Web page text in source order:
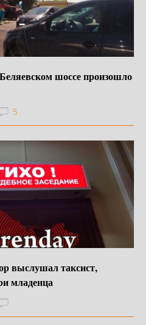
шоссе произошло
5
выслушал таксист,
младенца